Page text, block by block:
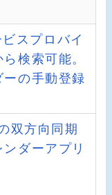
スプロバイ
検索可能。
ーの手動登録
双方向同期
ダーアプリ